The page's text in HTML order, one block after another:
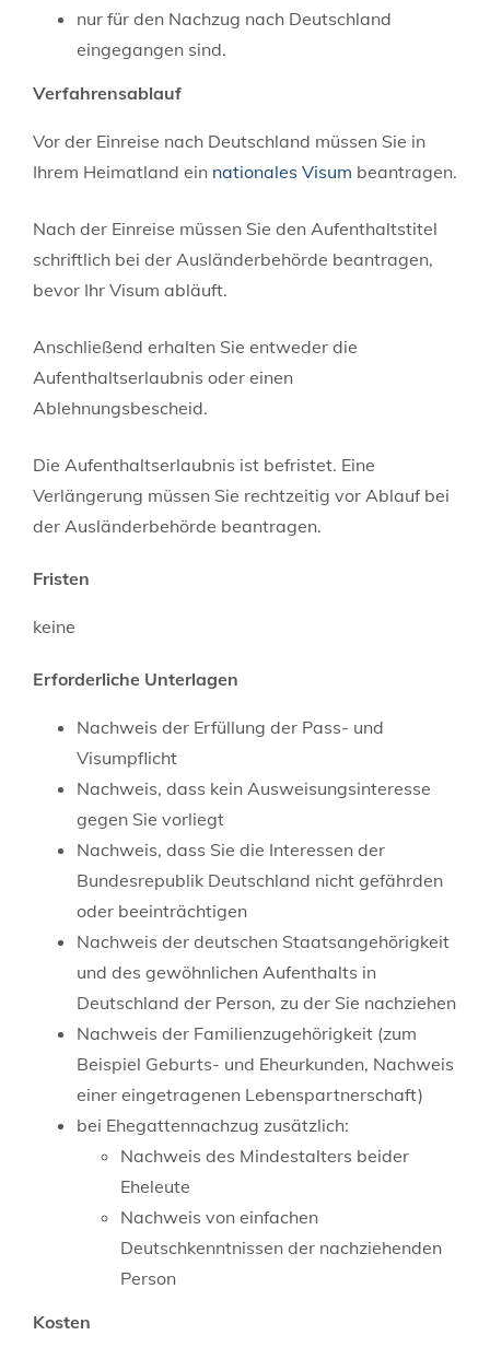
nur für den Nachzug nach Deutschland
eingegangen sind.
Verfahrensablauf
Vor der Einreise nach Deutschland müssen Sie in
Ihrem Heimatland ein nationales Visum beantragen.
Nach der Einreise müssen Sie den Aufenthaltstitel
schriftlich bei der Ausländerbehörde beantragen,
bevor Ihr Visum abläuft.
Anschließend erhalten Sie entweder die
Aufenthaltserlaubnis oder einen
Ablehnungsbescheid.
Die Aufenthaltserlaubnis ist befristet. Eine
Verlängerung müssen Sie rechtzeitig vor Ablauf bei
der Ausländerbehörde beantragen.
Fristen
keine
Erforderliche Unterlagen
Nachweis der Erfüllung der Pass- und
Visumpflicht
Nachweis, dass kein Ausweisungsinteresse
gegen Sie vorliegt
Nachweis, dass Sie die Interessen der
Bundesrepublik Deutschland nicht gefährden
oder beeinträchtigen
Nachweis der deutschen Staatsangehörigkeit
und des gewöhnlichen Aufenthalts in
Deutschland der Person, zu der Sie nachziehen
Nachweis der Familienzugehörigkeit (zum
Beispiel Geburts- und Eheurkunden, Nachweis
einer eingetragenen Lebenspartnerschaft)
bei Ehegattennachzug zusätzlich:
Nachweis des Mindestalters beider
Eheleute
Nachweis von einfachen
Deutschkenntnissen der nachziehenden
Person
Kosten